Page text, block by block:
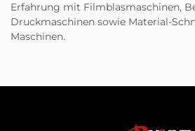
Erfahrung mit Filmblasmaschinen,
Druckmaschinen sowie Material-
Maschinen.